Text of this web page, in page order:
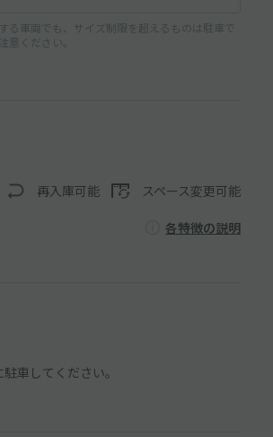
る車両でも、サイズ制限を超えるものは駐車で
意ください。
再入庫可能 スペース変更可能
各特徴の説明
車してください。